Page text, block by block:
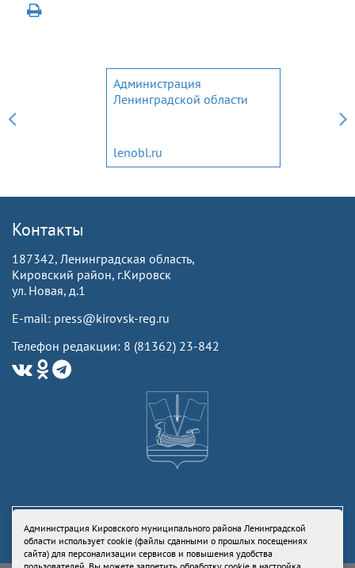
Администрация
Ленинградской области
lenobl.ru
Контакты
187342, Ленинградская область,
Кировский район, г.Кировск
ул. Новая, д.1
E-mail: press@kirovsk-reg.ru
Телефон редакции: 8 (81362) 23-842
Администрация Кировского муниципального района Ленинградской
области использует cookie (файлы сданными о прошлых посещениях
сайта) для персонализации сервисов и повышения удобства